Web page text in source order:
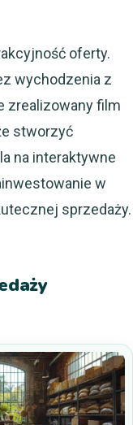
oferty.
wychodzenia z
zrealizowany film
stworzyć
na interaktywne
w
sprzedaży.